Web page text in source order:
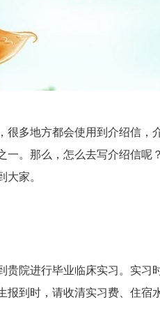
很多地方都会使用到介绍信，
一。那么，怎么去写介绍信呢
大家。
贵院进行毕业临床实习。实习
报到时，请收清实习费、住宿